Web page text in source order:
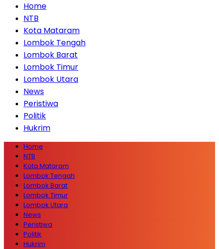
Home
NTB
Kota Mataram
Lombok Tengah
Lombok Barat
Lombok Timur
Lombok Utara
News
Peristiwa
Politik
Hukrim
Home
NTB
Kota Mataram
Lombok Tengah
Lombok Barat
Lombok Timur
Lombok Utara
News
Peristiwa
Politik
Hukrim